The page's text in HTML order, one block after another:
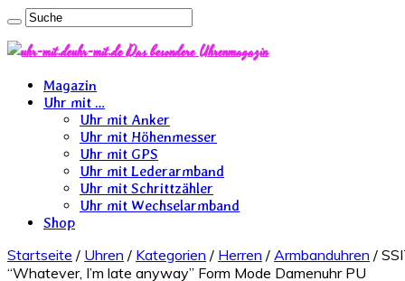
uhr-mit.de Das besondere Uhrenmagazin
Magazin
Uhr mit …
Uhr mit Anker
Uhr mit Höhenmesser
Uhr mit GPS
Uhr mit Lederarmband
Uhr mit Schrittzähler
Uhr mit Wechselarmband
Shop
Startseite / Uhren / Kategorien / Herren / Armbanduhren /
“Whatever, I’m late anyway” Form Mode Damenuhr PU